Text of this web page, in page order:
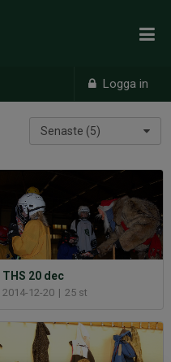
Logga in
Senaste (5)
THS 20 dec
2014-12-20 | 25 st